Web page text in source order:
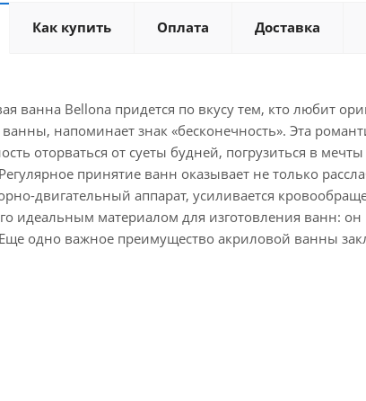
Как купить Оплата Доставка
ванна Bellona придется по вкусу тем, кто любит
напоминает знак «бесконечность». Эта
оторваться от суеты будней, погрузиться в
принятие ванн оказывает не только
двигательный аппарат, усиливается
идеальным материалом для изготовления ванн:
одно важное преимущество акриловой ванны